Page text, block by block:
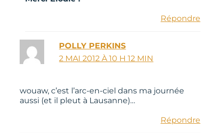
Répondre
POLLY PERKINS
2 MAI 2012 À 10 H 12 MIN
wouaw, c’est l’arc-en-ciel dans ma journée
aussi (et il pleut à Lausanne)…
Répondre